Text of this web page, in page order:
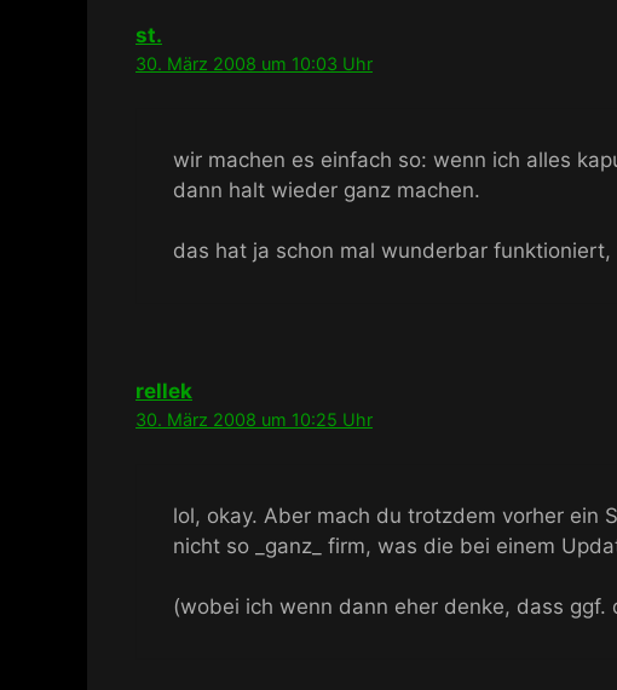
st.
30. März 2008 um 10:03 Uhr
wir machen es einfach so: wenn ich alles
dann halt wieder ganz machen.
das hat ja schon mal wunderbar
rellek
30. März 2008 um 10:25 Uhr
lol, okay. Aber mach du trotzdem vorher ein
nicht so _ganz_ firm, was die bei einem
(wobei ich wenn dann eher denke, dass